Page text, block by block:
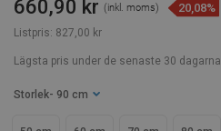
Listpris: 827,00 kr
660,90 kr (inkl. moms) 20,08%
Lägsta pris under de senaste 30 dagarna
Storlek - 90 cm